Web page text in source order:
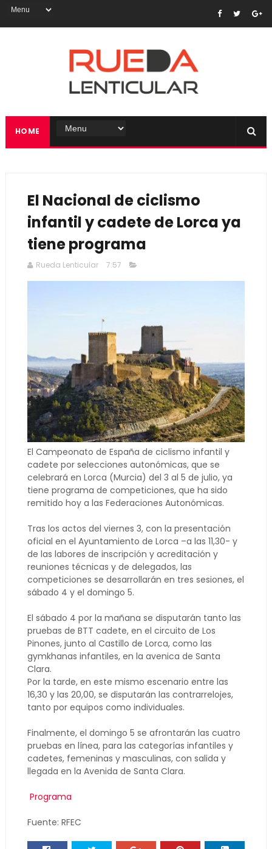
HOME
El Nacional de ciclismo
infantil y cadete de Lorca ya
tiene programa
Rueda Lenticular 7:57
El Campeonato de España de ciclismo infantil y
cadete por selecciones autonómicas, que se
celebrará en Lorca (Murcia) del 3 al 5 de julio, ya
tiene programa de competiciones, que ha sido
remitido hoy a las Federaciones Autonómicas.
Tras los actos del viernes 3, con la presentación
oficial en el Ayuntamiento de Lorca –a las 11,30- y
de las labores de inscripción y acreditación y
reuniones técnicas y de delegados, las
competiciones se desarrollarán en tres sesiones, el
sábado 4 y el domingo 5.
El sábado 4 por la mañana se disputarán tanto las
pruebas de BTT cadete, en el circuito de Los
Pinones, junto al Castillo de Lorca, como las
gymkhanas infantiles, en la avenica de Santa
Clara.
Por la tarde, en este mismo escenario entre las
16,30 y las 20,00, se disputarán las contrarrelojes,
tanto por equipos como individuales.
Finalmente, el domingo 5 se afrontarán las cuatro
pruebas en línea, para las categorías infantiles y
cadetes, femeninas y masculinas, con salida y
llegada en la Avenida de Santa Clara.
Programa
Fuente: RFEC